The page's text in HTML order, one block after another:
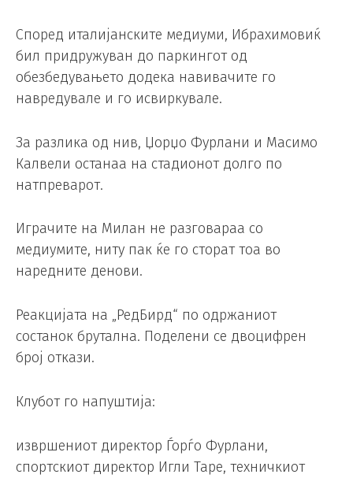
Според италијанските медиуми, Ибрахимовиќ
бил придружуван до паркингот од
обезбедувањето додека навивачите го
навредувале и го исвиркувале.
За разлика од нив, Џорџо Фурлани и Масимо
Калвели останаа на стадионот долго по
натпреварот.
Играчите на Милан не разговараа со
медиумите, ниту пак ќе го сторат тоа во
наредните денови.
Реакцијата на „РедБирд“ по одржаниот
состанок брутална. Поделени се двоцифрен
број откази.
Клубот го напуштија:
извршениот директор Ѓорѓо Фурлани,
спортскиот директор Игли Таре, техничкиот